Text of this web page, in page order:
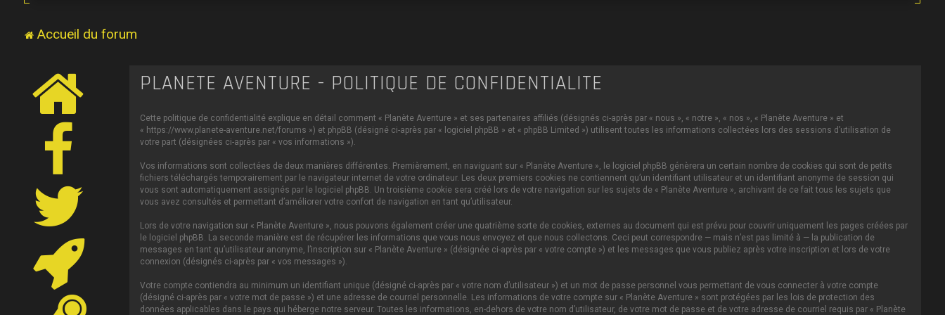
Accueil du forum
PLANÈTE AVENTURE - POLITIQUE DE CONFIDENTIALITÉ
Cette politique de confidentialité explique en détail comment « Planète Aventure » et ses partenaires affiliés (désignés ci-après par « nous », « notre », « nos », « Planète Aventure » et
« https://www.planete-aventure.net/forums ») et phpBB (désigné ci-après par « logiciel phpBB » et « phpBB Limited ») utilisent toutes les informations collectées lors des sessions d’utilisation de
votre part (désignées ci-après par « vos informations »).
Vos informations sont collectées de deux manières différentes. Premièrement, en naviguant sur « Planète Aventure », le logiciel phpBB génèrera un certain nombre de cookies qui sont de petits
fichiers téléchargés temporairement par le navigateur internet de votre ordinateur. Les deux premiers cookies ne contiennent qu’un identifiant utilisateur et un identifiant anonyme de session qui
vous sont automatiquement assignés par le logiciel phpBB. Un troisième cookie sera créé lors de votre navigation sur les sujets de « Planète Aventure », archivant de ce fait tous les sujets que
vous avez consultés et permettant d’améliorer votre confort de navigation en tant qu’utilisateur.
Lors de votre navigation sur « Planète Aventure », nous pouvons également créer une quatrième sorte de cookies, externes au document qui est prévu pour couvrir uniquement les pages créées par
le logiciel phpBB. La seconde manière est de récupérer les informations que vous nous envoyez et que nous collectons. Ceci peut correspondre — mais n’est pas limité à — la publication de
messages en tant qu’utilisateur anonyme, l’inscription sur « Planète Aventure » (désignée ci-après par « votre compte ») et les messages que vous publiez après votre inscription et lors de votre
connexion (désignés ci-après par « vos messages »).
Votre compte contiendra au minimum un identifiant unique (désigné ci-après par « votre nom d’utilisateur ») et un mot de passe personnel vous permettant de vous connecter à votre compte
(désigné ci-après par « votre mot de passe ») et une adresse de courriel personnelle. Les informations de votre compte sur « Planète Aventure » sont protégées par les lois de protection des
données applicables dans le pays qui héberge notre serveur. Toutes les informations, en-dehors de votre nom d’utilisateur, de votre mot de passe et de votre adresse de courriel requis par « Planète